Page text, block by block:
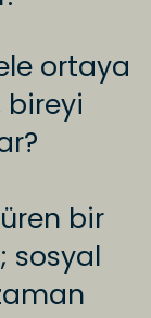
ortaya
bireyi
bir
sosyal